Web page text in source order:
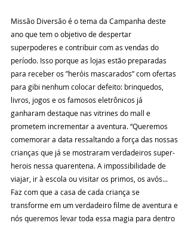
Missão Diversão é o tema da Campanha deste
ano que tem o objetivo de despertar
superpoderes e contribuir com as vendas do
período. Isso porque as lojas estão preparadas
para receber os ”heróis mascarados” com ofertas
para gibi nenhum colocar defeito: brinquedos,
livros, jogos e os famosos eletrônicos já
ganharam destaque nas vitrines do mall e
prometem incrementar a aventura. “Queremos
comemorar a data ressaltando a força das nossas
crianças que já se mostraram verdadeiros super-
herois nessa quarentena. A impossibilidade de
viajar, ir à escola ou visitar os primos, os avós...
Faz com que a casa de cada criança se
transforme em um verdadeiro filme de aventura e
nós queremos levar toda essa magia para dentro